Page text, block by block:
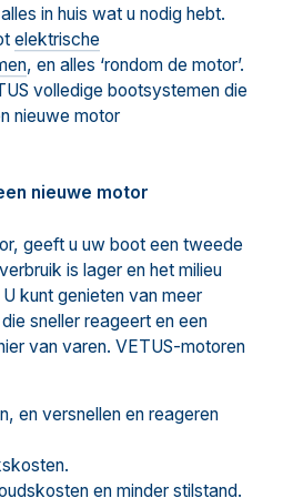
in huis wat u nodig hebt.
elektrische
, en alles ‘rondom de motor’.
volledige bootsystemen die
nieuwe motor
nieuwe motor
geeft u uw boot een tweede
is lager en het milieu
kunt genieten van meer
sneller reageert en een
van varen. VETUS-motoren
en versnellen en reageren
en minder stilstand.